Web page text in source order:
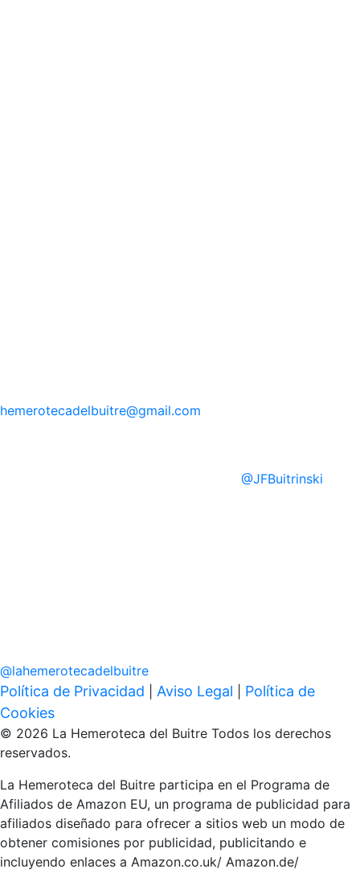
hemerotecadelbuitre@gmail.com
@JFBuitrinski
@lahemerotecadelbuitre
Política de Privacidad Aviso Legal
Política de
Cookies
© 2026 La Hemeroteca del Buitre Todos los derechos
reservados.
La Hemeroteca del Buitre participa en el Programa de
Afiliados de Amazon EU, un programa de publicidad para
afiliados diseñado para ofrecer a sitios web un modo de
obtener comisiones por publicidad, publicitando e
incluyendo enlaces a Amazon.co.uk/ Amazon.de/